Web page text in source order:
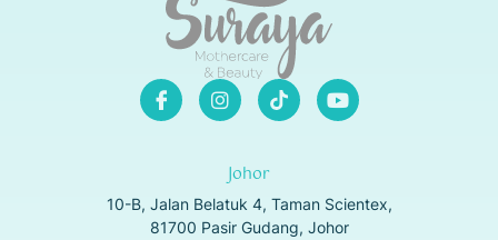
Johor
10-B, Jalan Belatuk 4, Taman Scientex,
81700 Pasir Gudang, Johor